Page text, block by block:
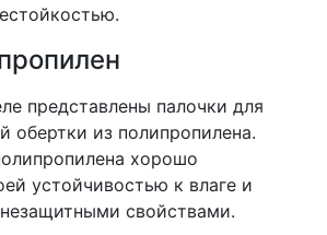
представлены палочки для
обертки из полипропилена.
хорошо
устойчивостью к влаге и
свойствами.